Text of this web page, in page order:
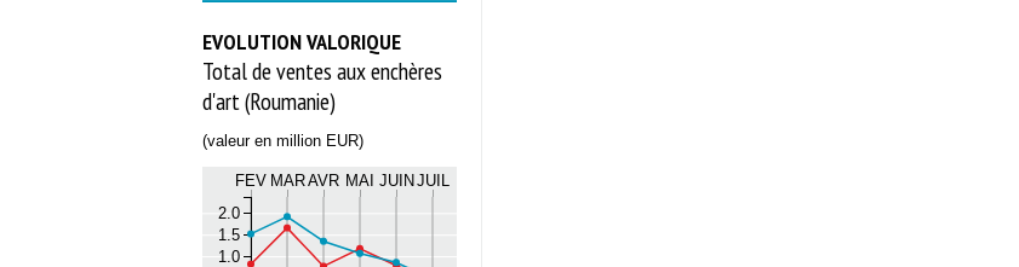
EVOLUTION VALORIQUE
Total de ventes aux enchères
d'art (Roumanie)
(valeur en million EUR)
FEV MARAVR MAI JUIN JUIL
1.0
1.5
2.0